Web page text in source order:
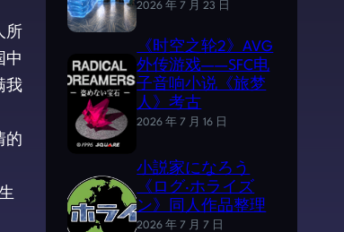
所
中
我
的
2026 年 7 月 23 日
《时空之轮2》AVG
外传游戏——SFC电
子音响小说《旅梦
人》考古
2026 年 7 月 16 日
小説家になろう
《ログ·ホライズ
ン》同人作品整理
2026 年 7 月 7 日